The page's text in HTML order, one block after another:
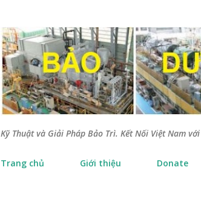
Kỹ Thuật và Giải Pháp Bảo Trì. Kết Nối Việt Nam
Trang chủ Giới thiệu Donate